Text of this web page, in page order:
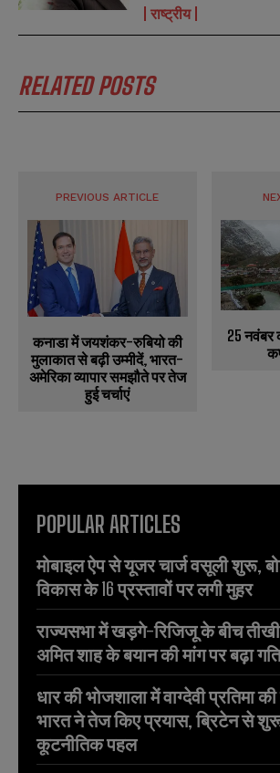
राष्ट्रीय
RELATED POSTS
PREVIOUS ARTICLE
कनाडा में जयशंकर-रुबियो की
मुलाकात से बढ़ी उम्मीदें, भारत-
अमेरिका व्यापार समझौते पर तेज
हुई चर्चाएं
25 नवंबर
POPULAR ARTICLES
मोबाइल ऐप से यूजर चार्ज वसूली शुरू,
विकास के 16 प्रस्तावों पर लगी मुहर
राज्यसभा में खड़गे-रिजिजू के बीच
अमित शाह के बयान की मांग पर बढ़ा
धार की भोजशाला में वाग्देवी प्रतिमा
भारत ने तेज किए प्रयास, ब्रिटेन से
कूटनीतिक पहल